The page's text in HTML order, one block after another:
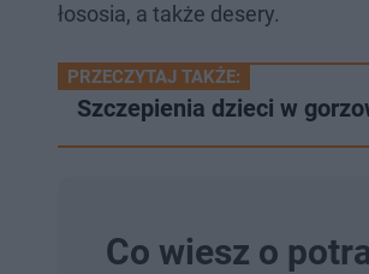
łososia, a także desery.
PRZECZYTAJ TAKŻE:
Szczepienia dzieci w
Co wiesz o